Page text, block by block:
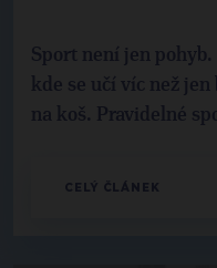
Sport není jen
kde se učí víc než
na koš. Pravidelné
CELÝ ČLÁNEK